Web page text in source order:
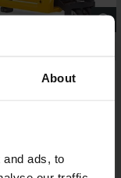
About
ads, to